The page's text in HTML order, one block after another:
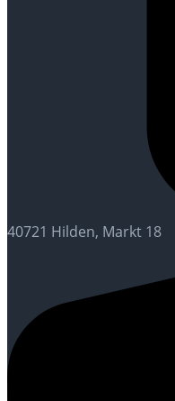
40721 Hilden, Markt 18